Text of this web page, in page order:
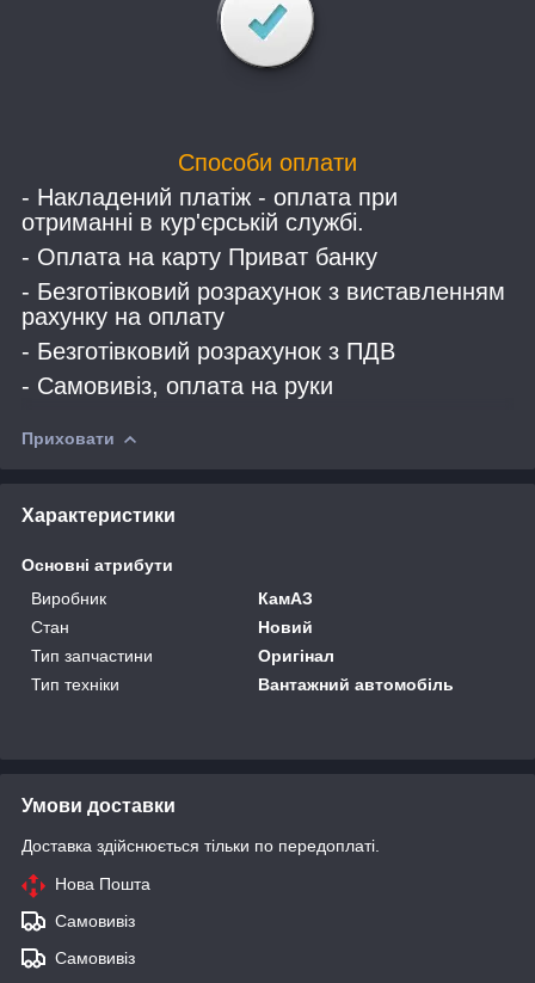
Способи оплати
- Накладений платіж - оплата при
отриманні в кур'єрській службі.
- Оплата на карту Приват банку
- Безготівковий розрахунок з виставленням
рахунку на оплату
- Безготівковий розрахунок з ПДВ
- Самовивіз, оплата на руки
Приховати
Характеристики
Основні атрибути
Виробник
КамАЗ
Стан
Новий
Тип запчастини
Оригінал
Тип техніки
Вантажний автомобіль
Умови доставки
Доставка здійснюється тільки по передоплаті.
Нова Пошта
Самовивіз
Самовивіз